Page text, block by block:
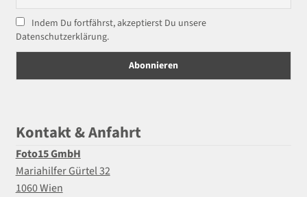
Indem Du fortfährst, akzeptierst Du unsere
Datenschutzerklärung.
Kontakt & Anfahrt
Foto15 GmbH
Mariahilfer Gürtel 32
1060 Wien